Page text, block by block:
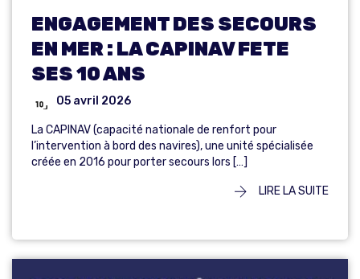
ENGAGEMENT DES SECOURS
EN MER : LA CAPINAV FETE
SES 10 ANS
05 avril 2026
La CAPINAV (capacité nationale de renfort pour
l’intervention à bord des navires), une unité spécialisée
créée en 2016 pour porter secours lors […]
LIRE LA SUITE